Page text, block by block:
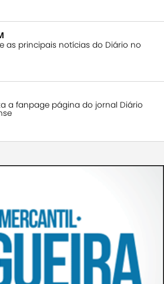
as principais notícias do Diário no
a fanpage página do jornal Diário